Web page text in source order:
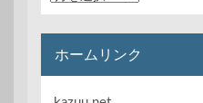
ー
カ
イ
ホームリンク